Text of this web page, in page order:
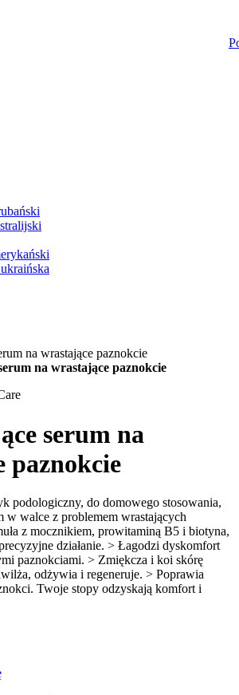
na wrastające paznokcie
na wrastające paznokcie
serum na
paznokcie
podologiczny, do domowego stosowania,
w walce z problemem wrastających
z mocznikiem, prowitaminą B5 i biotyna,
działanie. > Łagodzi dyskomfort
paznokciami. > Zmiękcza i koi skórę
odżywia i regeneruje. > Poprawia
Twoje stopy odzyskają komfort i